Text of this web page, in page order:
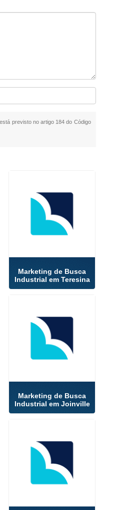
previsto no artigo 184 do Código
Marketing de Busca
Industrial em Teresina
Marketing de Busca
Industrial em Joinville